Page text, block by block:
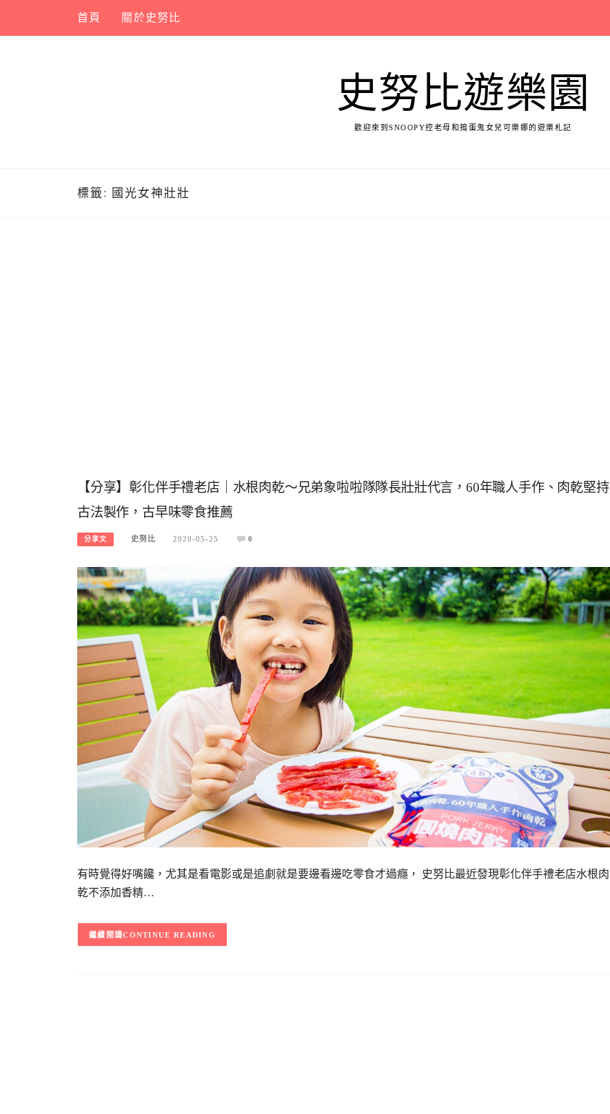
content
首頁 關於史努比
史努比遊樂園
歡迎來到SNOOPY控老母和搗蛋鬼女兒可樂娜的遊樂札記
標籤: 國光女神壯壯
【分享】彰化伴手禮老店｜水根肉乾～兄弟象啦啦隊隊長壯壯代言，60年職人手作、肉乾堅持
古法製作，古早味零食推薦
分享文 史努比 2020-05-25 0
有時覺得好嘴饞，尤其是看電影或是追劇就是要邊看邊吃零食才過癮， 史努比最近發現彰化伴手禮老店水根肉
乾不添加香精…
CONTINUE READING